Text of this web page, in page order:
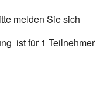
melden Sie sich
ist für 1 Teilnehmer